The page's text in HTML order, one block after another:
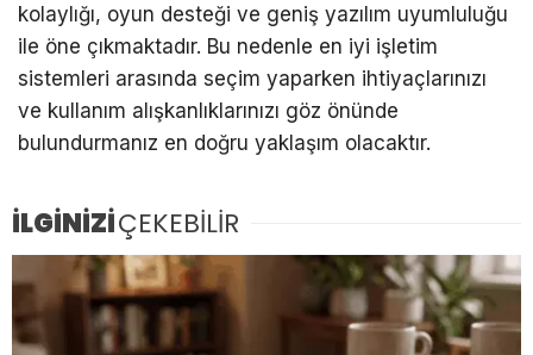
kolaylığı, oyun desteği ve geniş yazılım uyumluluğu
ile öne çıkmaktadır. Bu nedenle en iyi işletim
sistemleri arasında seçim yaparken ihtiyaçlarınızı
ve kullanım alışkanlıklarınızı göz önünde
bulundurmanız en doğru yaklaşım olacaktır.
İLGİNİZİÇEKEBİLİR